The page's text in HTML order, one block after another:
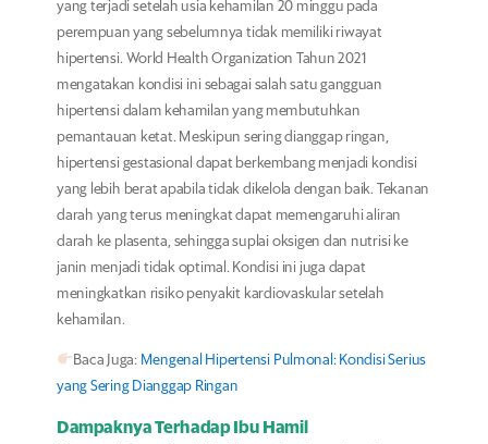
yang terjadi setelah usia kehamilan 20 minggu pada
perempuan yang sebelumnya tidak memiliki riwayat
hipertensi. World Health Organization Tahun 2021
mengatakan kondisi ini sebagai salah satu gangguan
hipertensi dalam kehamilan yang membutuhkan
pemantauan ketat. Meskipun sering dianggap ringan,
hipertensi gestasional dapat berkembang menjadi kondisi
yang lebih berat apabila tidak dikelola dengan baik. Tekanan
darah yang terus meningkat dapat memengaruhi aliran
darah ke plasenta, sehingga suplai oksigen dan nutrisi ke
janin menjadi tidak optimal. Kondisi ini juga dapat
meningkatkan risiko penyakit kardiovaskular setelah
kehamilan.
Baca Juga: Mengenal Hipertensi Pulmonal: Kondisi Serius
yang Sering Dianggap Ringan
Dampaknya Terhadap Ibu Hamil